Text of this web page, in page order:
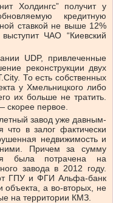
Холдингс” получит у
кредитную
ставкой не выше 12%
ЧАО “Киевский
UDP, привлеченные
реконструкции двух
То есть собственных
у Хмельницкого либо
их больше не тратить.
первое.
завод уже давным-
что в залог фактически
недвижимость и
Причем за сумму
была потрачена на
завода в 2012 году.
ГПУ и ФГИ Альфа-банк
объекта, а во-вторых, не
на территории КМЗ.